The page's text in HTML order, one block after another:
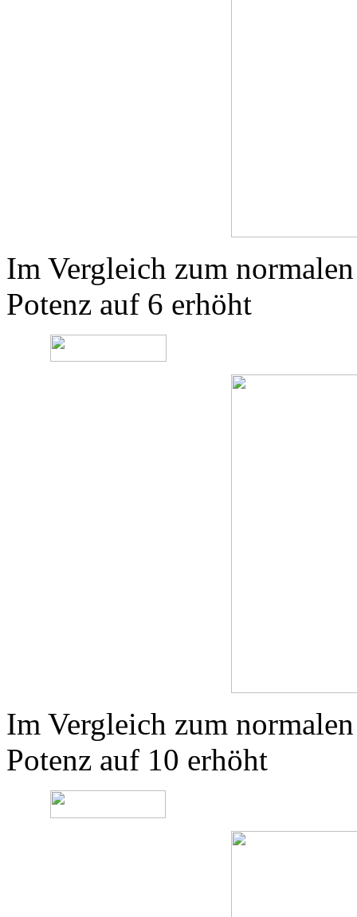
Im Vergleich zum
Potenz auf 6 erhöht
Im Vergleich zum
Potenz auf 10 erhöht